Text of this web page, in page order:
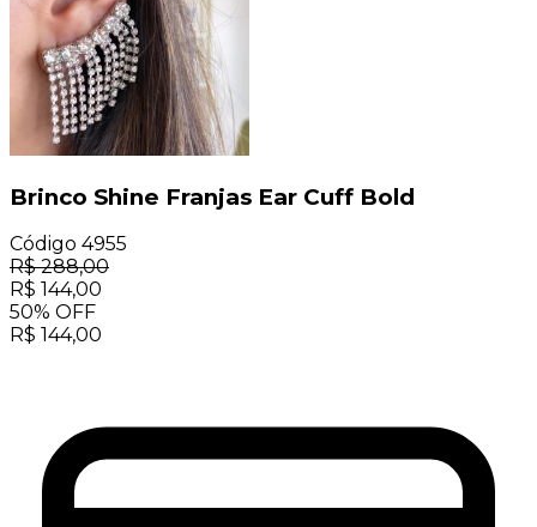
Brinco Shine Franjas Ear Cuff Bold
Código 4955
R$288,00
R$ 144,00
50% OFF
R$ 144,00